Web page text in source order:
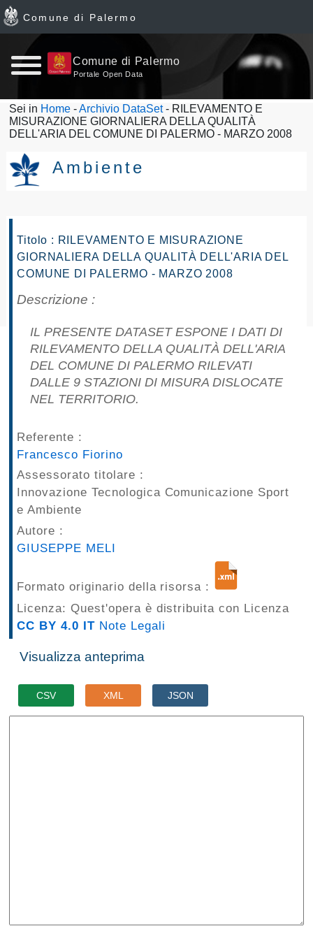
Home
News
Archivio
dataset
Report
pubblicazioni
Archivio
Documenti
Guida
Open
Data
Comune di Palermo
Comune di Palermo
Portale Open Data
Sei in Home -Archivio DataSet- RILEVAMENTO E
MISURAZIONE GIORNALIERA DELLA QUALITÀ
DELL'ARIA DEL COMUNE DI PALERMO - MARZO 2008
Ambiente
Titolo : RILEVAMENTO E MISURAZIONE
GIORNALIERA DELLA QUALITÀ DELL'ARIA DEL
COMUNE DI PALERMO - MARZO 2008
Descrizione :
IL PRESENTE DATASET ESPONE I DATI DI
RILEVAMENTO DELLA QUALITÀ DELL'ARIA
DEL COMUNE DI PALERMO RILEVATI
DALLE 9 STAZIONI DI MISURA DISLOCATE
NEL TERRITORIO.
Referente :
Francesco Fiorino
Assessorato titolare :
Innovazione Tecnologica Comunicazione Sport
e Ambiente
Autore :
GIUSEPPE MELI
Formato originario della risorsa :
Licenza: Quest'opera è distribuita con Licenza
CC BY 4.0 IT Note Legali
Visualizza anteprima
CSV XML JSON